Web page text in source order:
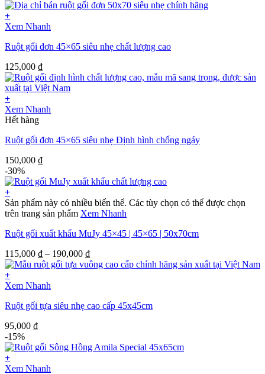
+
Xem Nhanh
Ruột gối đơn 45×65 siêu nhẹ chất lượng cao
125,000 ₫
+
Xem Nhanh
Hết hàng
Ruột gối đơn 45×65 siêu nhẹ Định hình chống ngáy
150,000 ₫
-30%
+
Sản phẩm này có nhiều biến thể. Các tùy chọn có thể được chọn
trên trang sản phẩm Xem Nhanh
Ruột gối xuất khẩu MuJy 45×45 | 45×65 | 50x70cm
115,000 ₫ – 190,000 ₫
+
Xem Nhanh
Ruột gối tựa siêu nhẹ cao cấp 45x45cm
95,000 ₫
-15%
+
Xem Nhanh